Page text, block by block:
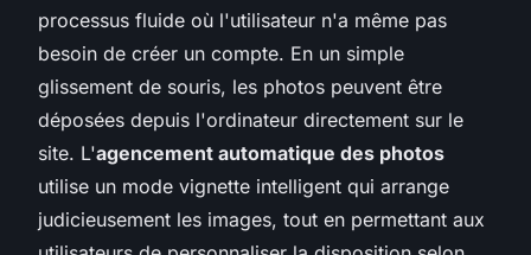
processus fluide où l'utilisateur n'a même pas
besoin de créer un compte. En un simple
glissement de souris, les photos peuvent être
déposées depuis l'ordinateur directement sur le
site. L'agencement automatique des photos
utilise un mode vignette intelligent qui arrange
judicieusement les images, tout en permettant aux